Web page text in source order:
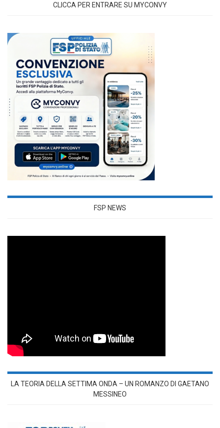
CLICCA PER ENTRARE SU MYCONVY
FSP NEWS
LA TEORIA DELLA SETTIMA ONDA – UN ROMANZO DI GAETANO
MESSINEO